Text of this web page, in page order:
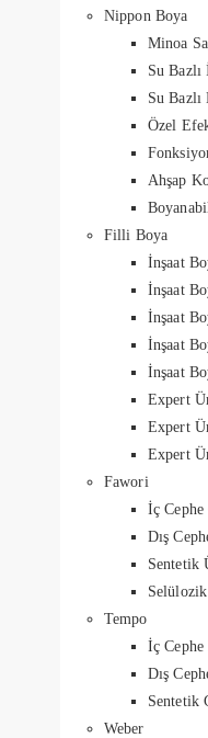
Nippon Boya
Minoa
Su
Su Bazlı
Özel
Ahşap
Filli Boya
İnşaat
İnşaat
İnşaat
İnşaat
İnşaat
Expert
Expert
Expert
Fawori
İç Cephe
Dış
Sentetik
Tempo
İç Cephe
Dış
Sentetik
Weber